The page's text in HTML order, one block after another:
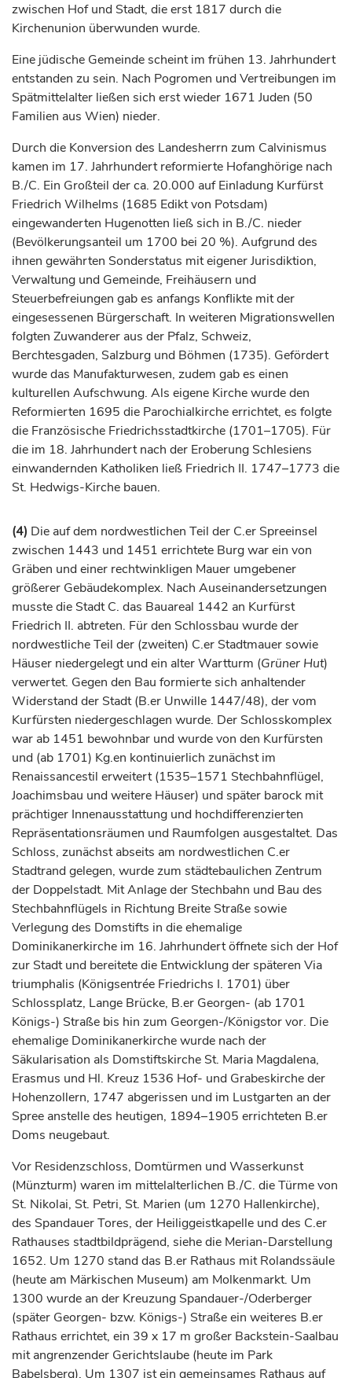
zwischen Hof und Stadt, die erst 1817 durch die
Kirchenunion überwunden wurde.
Eine jüdische Gemeinde scheint im frühen 13. Jahrhundert
entstanden zu sein. Nach Pogromen und Vertreibungen im
Spätmittelalter ließen sich erst wieder 1671 Juden (50
Familien aus Wien) nieder.
Durch die Konversion des Landesherrn zum Calvinismus
kamen im 17. Jahrhundertreformierte Hofanghörige nach
B./C. Ein Großteil der ca. 20.000 auf Einladung Kurfürst
Friedrich Wilhelms (1685 Edikt von Potsdam)
eingewanderten Hugenotten ließ sich in B./C. nieder
(Bevölkerungsanteil um 1700 bei 20 %). Aufgrund des
ihnen gewährten Sonderstatus mit eigener Jurisdiktion,
Verwaltung und Gemeinde, Freihäusern und
Steuerbefreiungen gab es anfangs Konflikte mit der
eingesessenen Bürgerschaft. In weiteren Migrationswellen
folgten Zuwanderer aus der Pfalz, Schweiz,
Berchtesgaden, Salzburg und Böhmen (1735). Gefördert
wurde das Manufakturwesen, zudem gab es einen
kulturellen Aufschwung. Als eigene Kirche wurde den
Reformierten 1695 die Parochialkirche errichtet, es folgte
die Französische Friedrichsstadtkirche (1701–1705). Für
die im 18. Jahrhundertnach der Eroberung Schlesiens
einwandernden Katholiken ließ Friedrich II. 1747–1773 die
St. Hedwigs-Kirche bauen.
(4) Die auf dem nordwestlichen Teil der C.er Spreeinsel
zwischen 1443 und 1451 errichtete Burg war ein von
Gräben und einer rechtwinkligen Mauer umgebener
größerer Gebäudekomplex. Nach Auseinandersetzungen
musste die Stadt C. das Bauareal 1442 an Kurfürst
Friedrich II. abtreten. Für den Schlossbau wurde der
nordwestliche Teil der (zweiten) C.er Stadtmauer sowie
Häuser niedergelegt und ein alter Wartturm (Grüner Hut)
verwertet. Gegen den Bau formierte sich anhaltender
Widerstand der Stadt (B.er Unwille 1447/48), der vom
Kurfürsten niedergeschlagen wurde. Der Schlosskomplex
war ab 1451 bewohnbar und wurde von den Kurfürsten
und (ab 1701) Kg.en kontinuierlich zunächst im
Renaissancestil erweitert (1535–1571 Stechbahnflügel,
Joachimsbau und weitere Häuser) und später barock mit
prächtiger Innenausstattung und hochdifferenzierten
Repräsentationsräumen und Raumfolgen ausgestaltet. Das
Schloss, zunächst abseits am nordwestlichen C.er
Stadtrand gelegen, wurde zum städtebaulichen Zentrum
der Doppelstadt. Mit Anlage der Stechbahn und Bau des
Stechbahnflügels in Richtung Breite Straße sowie
Verlegung des Domstifts in die ehemalige
Dominikanerkirche im 16. Jahrhundertöffnete sich der Hof
zur Stadt und bereitete die Entwicklung der späteren Via
triumphalis (Königsentrée Friedrichs I. 1701) über
Schlossplatz, Lange Brücke, B.er Georgen- (ab 1701
Königs-) Straße bis hin zum Georgen-/Königstor vor. Die
ehemalige Dominikanerkirche wurde nach der
Säkularisation als Domstiftskirche St. Maria Magdalena,
Erasmus und Hl. Kreuz 1536 Hof- und Grabeskirche der
Hohenzollern, 1747 abgerissen und im Lustgarten an der
Spree anstelle des heutigen, 1894–1905 errichteten B.er
Doms neugebaut.
Vor Residenzschloss, Domtürmen und Wasserkunst
(Münzturm) waren im mittelalterlichen B./C. die Türme von
St. Nikolai, St. Petri, St. Marien (um 1270 Hallenkirche),
des Spandauer Tores, der Heiliggeistkapelle und des C.er
Rathauses stadtbildprägend, siehe die Merian-Darstellung
1652. Um 1270 stand das B.er Rathaus mit Rolandssäule
(heute am Märkischen Museum) am Molkenmarkt. Um
1300 wurde an der Kreuzung Spandauer-/Oderberger
(später Georgen- bzw. Königs-) Straße ein weiteres B.er
Rathaus errichtet, ein 39 x 17 m großer Backstein-Saalbau
mit angrenzender Gerichtslaube (heute im Park
Babelsberg). Um 1307 ist ein gemeinsames Rathaus auf